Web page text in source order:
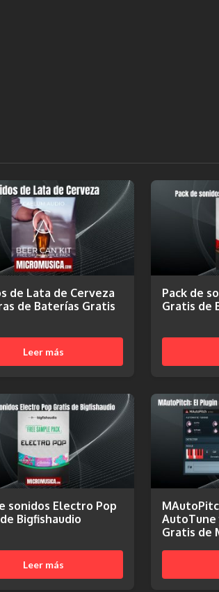
de Lata de Cerveza
de Baterías Gratis
Leer más
Pack de
Gratis de
sonidos Electro Pop
Bigfishaudio
Leer más
AutoTune
Gratis de